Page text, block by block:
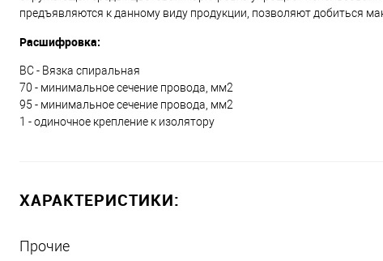
предъявляются к данному виду продукции, позволяют добиться
Расшифровка:
ВС - Вязка спиральная
70 - минимальное сечение провода, мм2
95 - минимальное сечение провода, мм2
1 - одиночное крепление к изолятору
ХАРАКТЕРИСТИКИ:
Прочие